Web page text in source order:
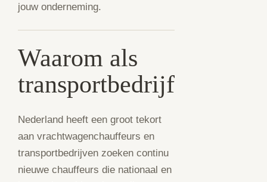
jouw onderneming.
Waarom als
transportbedrijf
Nederland heeft een groot tekort
aan vrachtwagenchauffeurs en
transportbedrijven zoeken continu
nieuwe chauffeurs die nationaal en